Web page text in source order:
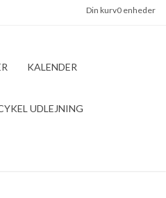
Din kurv0 enheder
KALENDER
UDLEJNING